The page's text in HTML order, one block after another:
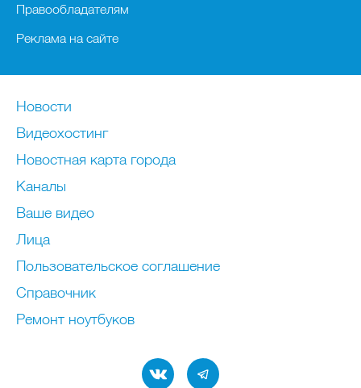
Правообладателям
Реклама на сайте
Новости
Видеохостинг
Новостная карта города
Каналы
Ваше видео
Лица
Пользовательское соглашение
Справочник
Ремонт нoутбуков